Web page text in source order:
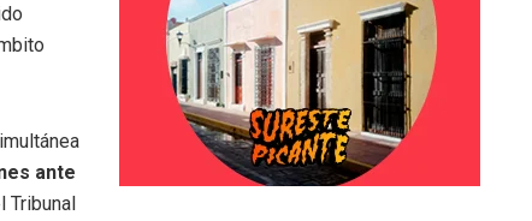
ante
Tribunal